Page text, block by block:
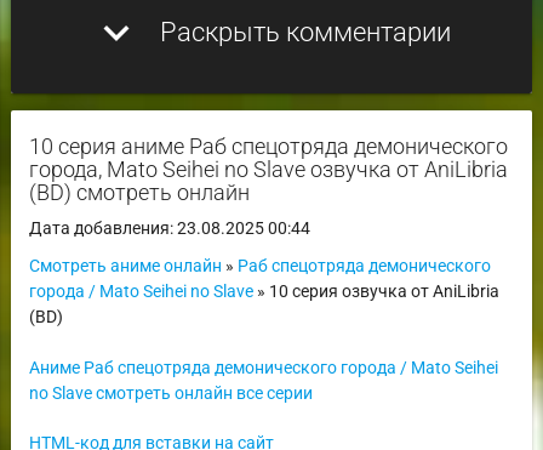
expand_more Раскрыть комментарии
10 серия аниме Раб спецотряда демонического
города, Mato Seihei no Slave озвучка от AniLibria
(BD) смотреть онлайн
Дата добавления: 23.08.2025 00:44
Смотреть аниме онлайн » Раб спецотряда демонического
города / Mato Seihei no Slave» 10 серия озвучка от AniLibria
(BD)
Аниме Раб спецотряда демонического города / Mato Seihei
no Slave смотреть онлайн все серии
HTML-код для вставки на сайт